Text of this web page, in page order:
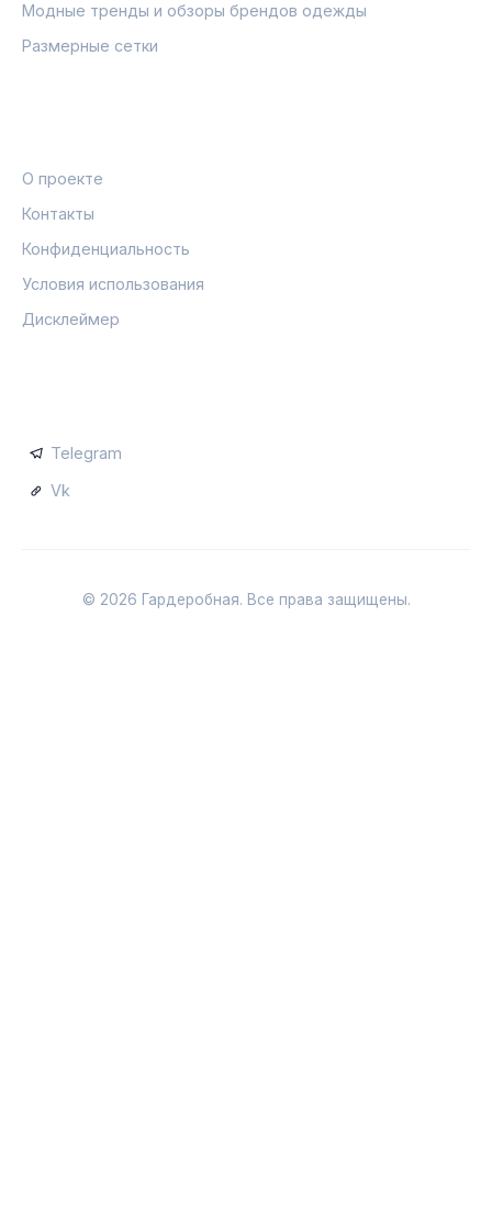
Модные тренды и обзоры брендов одежды
Размерные сетки
О проекте
Контакты
Конфиденциальность
Условия использования
Дисклеймер
Telegram
Vk
© 2026 Гардеробная. Все права защищены.